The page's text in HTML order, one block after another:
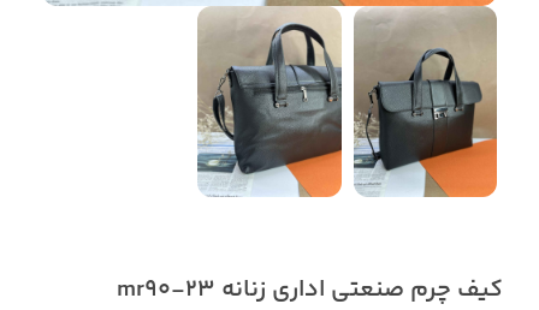
کیف چرم صنعتی اداری زنانه mr90-23